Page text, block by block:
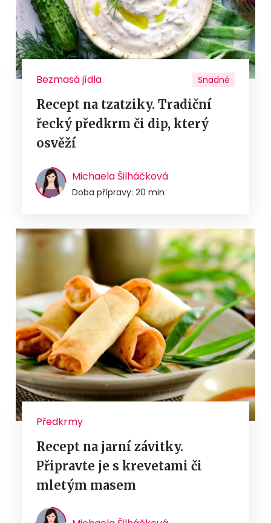
Bezmasá jídla Snadné
Recept na tzatziky. Tradiční
řecký předkrm či dip, který
osvěží
Michaela Šilháčková
Doba přípravy: 20 min
Předkrmy
Recept na jarní závitky.
Připravte je s krevetami či
mletým masem